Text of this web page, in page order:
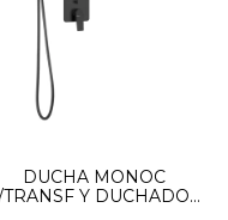
DUCHA MONOC
TRANSF Y DUCHADOR